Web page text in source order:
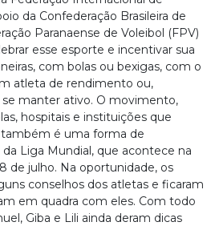
da Confederação Brasileira de
Paranaense de Voleibol (FPV)
esse esporte e incentivar sua
com bolas ou bexigas, com o
atleta de rendimento ou,
manter ativo. O movimento,
hospitais e instituições que
é uma forma de
da Liga Mundial, que acontece na
de julho. Na oportunidade, os
conselhos dos atletas e ficaram
em quadra com eles. Com todo
Giba e Lili ainda deram dicas